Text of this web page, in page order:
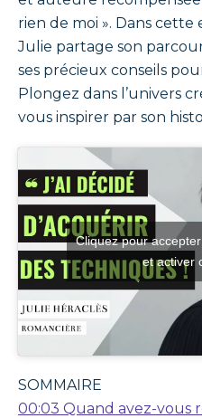
rien de moi ». Dans
Julie partage son
ses précieux conseils
Plongez dans l’univers
vous inspirer par son
Cliquez pour
et activer
SOMMAIRE
00:03 Quand avez-vous